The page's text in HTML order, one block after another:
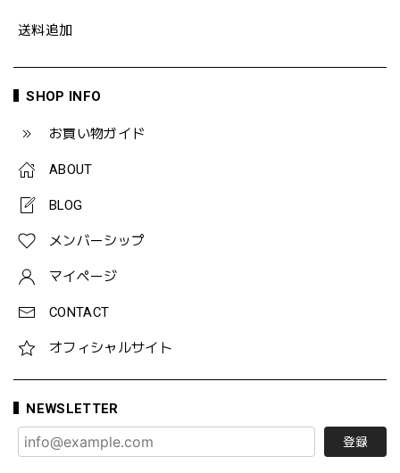
送料追加
SHOP INFO
お買い物ガイド
ABOUT
BLOG
メンバーシップ
マイページ
CONTACT
オフィシャルサイト
NEWSLETTER
登録